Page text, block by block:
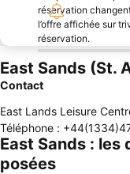
réservation
l’offre affichée sur
réservation.
East Sands (St.
Contact
East Lands Leisure
Téléphone :
East Sands :
posées